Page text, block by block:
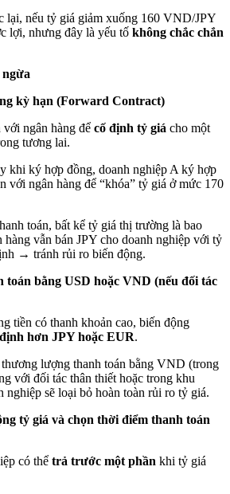
lại, nếu tỷ giá giảm xuống 160 VND/JPY
lợi, nhưng đây là yếu tố không chắc chắn
kỳ hạn (Forward Contract)
với ngân hàng để cố định tỷ giá cho một
tương lai.
khi ký hợp đồng, doanh nghiệp A ký hợp
với ngân hàng để “khóa” tỷ giá ở mức 170
toán, bất kể tỷ giá thị trường là bao
hàng vẫn bán JPY cho doanh nghiệp với tỷ
→ tránh rủi ro biến động.
toán bằng USD hoặc VND (nếu đối tác
tiền có thanh khoản cao, biến động
hơn JPY hoặc EUR.
lượng thanh toán bằng VND (trong
với đối tác thân thiết hoặc trong khu
nghiệp sẽ loại bỏ hoàn toàn rủi ro tỷ giá.
tỷ giá và chọn thời điểm thanh toán
có thể trả trước một phần khi tỷ giá